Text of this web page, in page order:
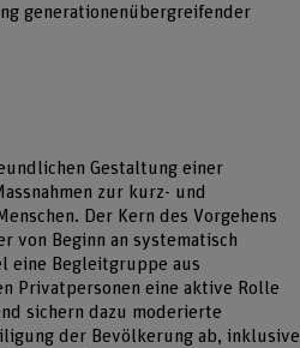
generationenübergreifender
Gestaltung einer
zur kurz- und
Der Kern des Vorgehens
von Beginn an systematisch
eine Begleitgruppe aus
Privatpersonen eine aktive Rolle
sichern dazu moderierte
der Bevölkerung ab, inklusive